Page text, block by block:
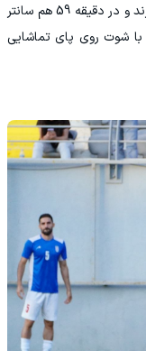
توپ را برای آریا یوسفی بکارد و او هم گل اول را بزند و در دقیقه 59 هم سانتر
با شوت روی پای تماشایی